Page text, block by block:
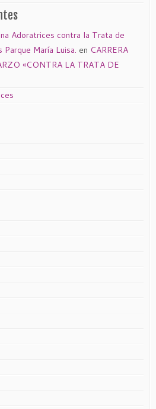
Adoratrices contra la Trata de
María Luisa. en CARRERA
«CONTRA LA TRATA DE